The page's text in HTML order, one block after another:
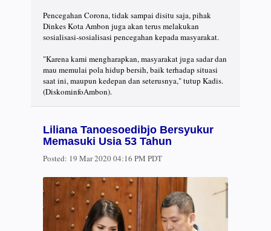
Pencegahan Corona, tidak sampai disitu saja, pihak
Dinkes Kota Ambon juga akan terus melakukan
sosialisasi-sosialisasi pencegahan kepada masyarakat.
"Karena kami mengharapkan, masyarakat juga sadar dan
mau memulai pola hidup bersih, baik terhadap situasi
saat ini, maupun kedepan dan seterusnya," tutup Kadis.
(DiskominfoAmbon).
Liliana Tanoesoedibjo Bersyukur
Memasuki Usia 53 Tahun
Posted: 19 Mar 2020 04:16 PM PDT